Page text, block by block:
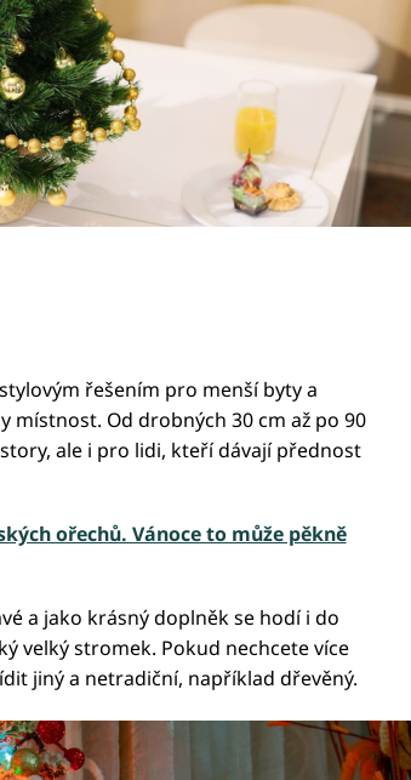
řešením pro menší byty a
místnost. Od drobných 30 cm až po 90
ale i pro lidi, kteří dávají přednost
ořechů. Vánoce to může pěkně
a jako krásný doplněk se hodí i do
velký stromek. Pokud nechcete více
jiný a netradiční, například dřevěný.